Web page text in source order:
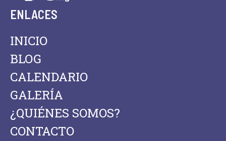
ENLACES
INICIO
BLOG
CALENDARIO
GALERÍA
¿QUIÉNES SOMOS?
CONTACTO